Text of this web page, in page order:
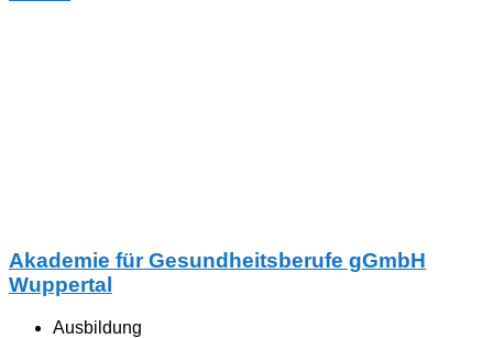
Akademie für Gesundheitsberufe gGmbH
Wuppertal
Ausbildung